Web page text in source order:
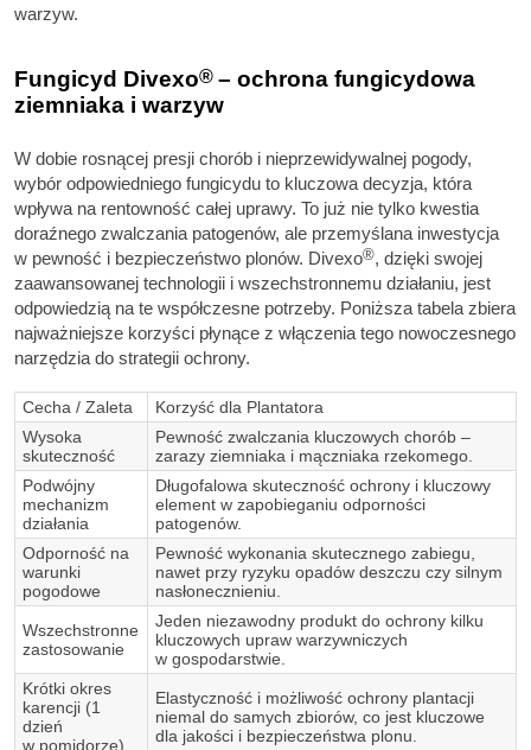
warzyw.
Fungicyd Divexo® – ochrona fungicydowa
ziemniaka i warzyw
W dobie rosnącej presji chorób i nieprzewidywalnej pogody,
wybór odpowiedniego fungicydu to kluczowa decyzja, która
wpływa na rentowność całej uprawy. To już nie tylko kwestia
doraźnego zwalczania patogenów, ale przemyślana inwestycja
w pewność i bezpieczeństwo plonów. Divexo®, dzięki swojej
zaawansowanej technologii i wszechstronnemu działaniu, jest
odpowiedzią na te współczesne potrzeby. Poniższa tabela zbiera
najważniejsze korzyści płynące z włączenia tego nowoczesnego
narzędzia do strategii ochrony.
Cecha / Zaleta
Korzyść dla Plantatora
Wysoka
skuteczność
Pewność zwalczania kluczowych chorób –
zarazy ziemniaka i mączniaka rzekomego.
Podwójny
mechanizm
działania
Długofalowa skuteczność ochrony i kluczowy
element w zapobieganiu odporności
patogenów.
Odporność na
warunki
pogodowe
Pewność wykonania skutecznego zabiegu,
nawet przy ryzyku opadów deszczu czy silnym
nasłonecznieniu.
Wszechstronne
zastosowanie
Jeden niezawodny produkt do ochrony kilku
kluczowych upraw warzywniczych
w gospodarstwie.
Krótki okres
karencji (1
dzień
w pomidorze)
Elastyczność i możliwość ochrony plantacji
niemal do samych zbiorów, co jest kluczowe
dla jakości i bezpieczeństwa plonu.